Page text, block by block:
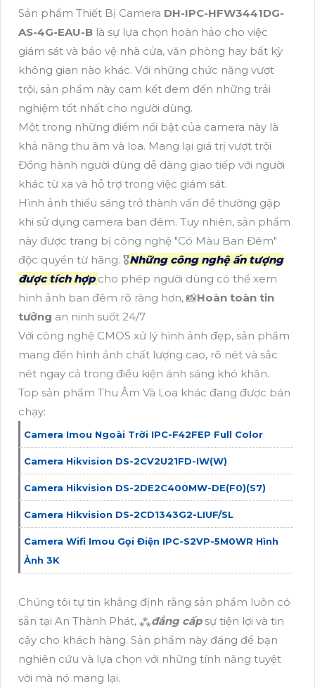
Sản phẩm Thiết Bị Camera DH-IPC-HFW3441DG-
AS-4G-EAU-B là sự lựa chọn hoàn hảo cho việc
giám sát và bảo vệ nhà cửa, văn phòng hay bất kỳ
không gian nào khác. Với những chức năng vượt
trội, sản phẩm này cam kết đem đến những trải
nghiệm tốt nhất cho người dùng.
Một trong những điểm nổi bật của camera này là
khả năng thu âm và loa. Mang lại giá trị vượt trội
Đồng hành người dùng dễ dàng giao tiếp với người
khác từ xa và hỗ trợ trong việc giám sát.
Hình ảnh thiếu sáng trở thành vấn đề thường gặp
khi sử dụng camera ban đêm. Tuy nhiên, sản phẩm
này được trang bị công nghệ "Có Màu Ban Đêm"
độc quyền từ hãng. 🎖️Những công nghệ ấn tượng
được tích hợpcho phép người dùng có thể xem
hình ảnh ban đêm rõ ràng hơn, 📸Hoàn toàn tin
tưởng an ninh suốt 24/7
Với công nghệ CMOS xử lý hình ảnh đẹp, sản phẩm
mang đến hình ảnh chất lượng cao, rõ nét và sắc
nét ngay cả trong điều kiện ánh sáng khó khăn.
Top sản phẩm Thu Âm Và Loa khác đang được bán
chạy:
Camera Imou Ngoài Trời IPC-F42FEP Full Color
Camera Hikvision DS-2CV2U21FD-IW(W)
Camera Hikvision DS-2DE2C400MW-DE(F0)(S7)
Camera Hikvision DS-2CD1343G2-LIUF/SL
Camera Wifi Imou Gọi Điện IPC-S2VP-5M0WR Hình
Ảnh 3K
Chúng tôi tự tin khẳng định rằng sản phẩm luôn có
sẵn tại An Thành Phát, ⁂đẳng cấpsự tiện lợi và tin
cậy cho khách hàng. Sản phẩm này đáng để bạn
nghiên cứu và lựa chọn với những tính năng tuyệt
vời mà nó mang lại.